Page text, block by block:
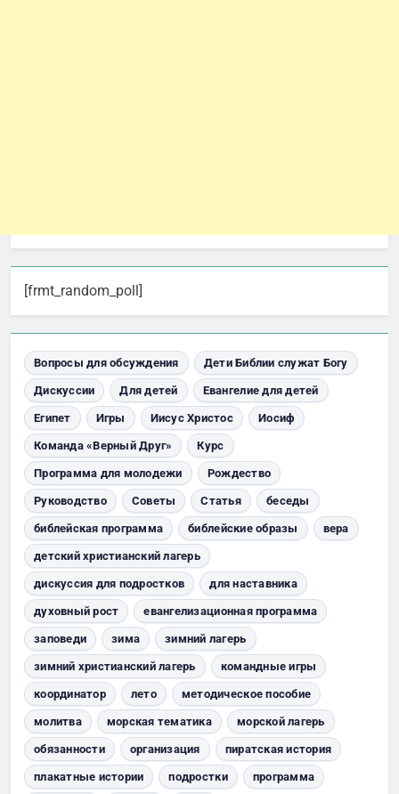
[frmt_random_poll]
Вопросы для обсуждения Дети Библии служат Богу
Дискуссии Для детей Евангелие для детей
Египет Игры Иисус Христос Иосиф
Команда «Верный Друг» Курс
Программа для молодежи Рождество
Руководство Советы Статья беседы
библейская программа библейские образы вера
детский христианский лагерь
дискуссия для подростков для наставника
духовный рост евангелизационная программа
заповеди зима зимний лагерь
зимний христианский лагерь командные игры
координатор лето методическое пособие
молитва морская тематика морской лагерь
обязанности организация пиратская история
плакатные истории подростки программа